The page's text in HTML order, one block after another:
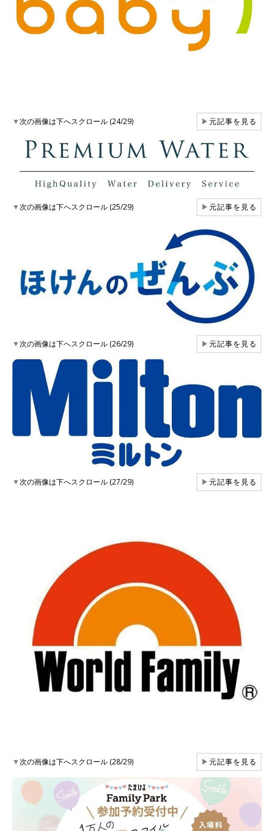
▼次の画像は下へスクロール (24/29) ▶元記事を見る
▼次の画像は下へスクロール (25/29) ▶元記事を見る
▼次の画像は下へスクロール (26/29) ▶元記事を見る
▼次の画像は下へスクロール (27/29) ▶元記事を見る
▼次の画像は下へスクロール (28/29) ▶元記事を見る